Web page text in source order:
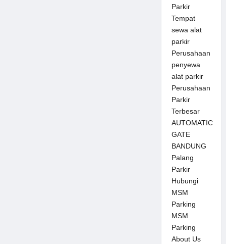
Parkir
Tempat
sewa alat
parkir
Perusahaan
penyewa
alat parkir
Perusahaan
Parkir
Terbesar
AUTOMATIC
GATE
BANDUNG
Palang
Parkir
Hubungi
MSM
Parking
MSM
Parking
About Us